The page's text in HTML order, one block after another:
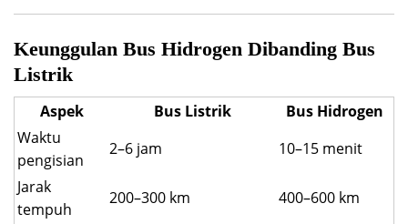
Keunggulan Bus Hidrogen Dibanding Bus
Listrik
Aspek Bus Listrik
Bus Hidrogen
Waktu
pengisian
2–6 jam
10–15 menit
Jarak
tempuh
200–300 km 400–600 km